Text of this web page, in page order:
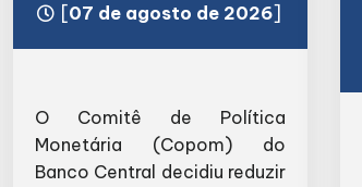
[07 de agosto de 2026]
O Comitê de Política
Monetária (Copom) do
Banco Central decidiu reduzir